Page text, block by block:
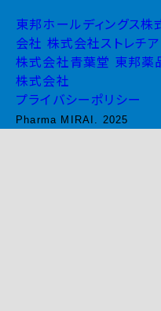
東邦ホールディングス株
会社 株式会社ストレチア
株式会社青葉堂 東邦薬
株式会社
プライバシーポリシー
Pharma MIRAI. 2025